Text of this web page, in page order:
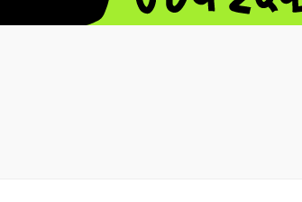
FOREX: EUR/USD - 1.1521
-0.23 GBP/USD - 1.3448